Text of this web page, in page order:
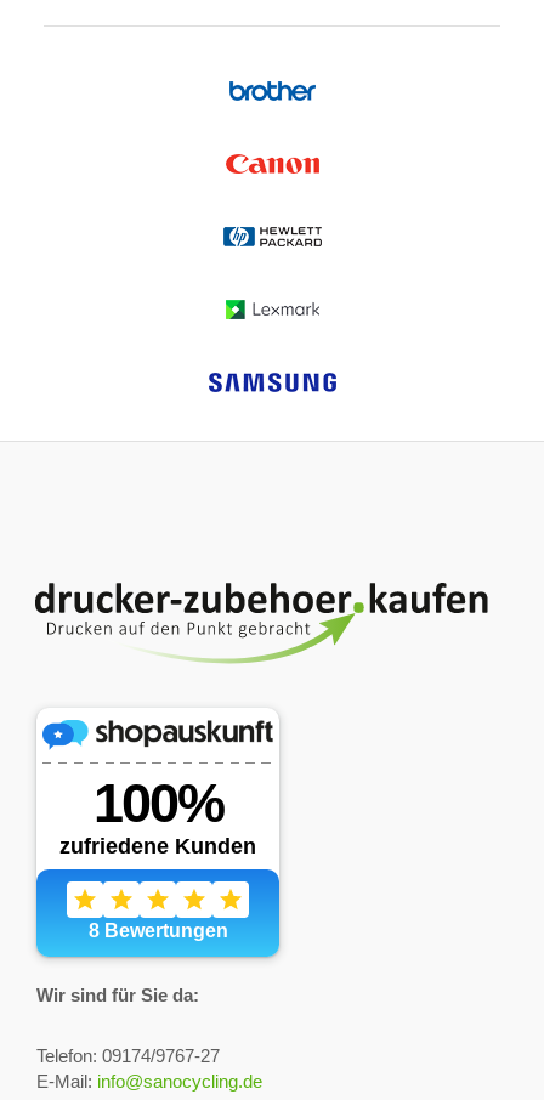
Wir sind für Sie da:
Telefon: 09174/9767-27
E-Mail: info@sanocycling.de